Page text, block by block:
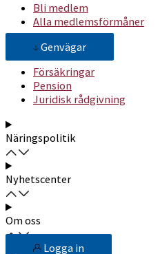
Bli medlem
Alla medlemsförmåner
Genvägar
Försäkringar
Pension
Juridisk rådgivning
Näringspolitik
Nyhetscenter
Om oss
Logga in